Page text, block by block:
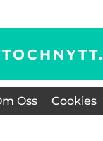
Oss Cookies